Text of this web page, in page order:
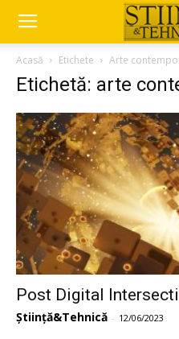
Acasă Etichete Arte
Etichetă: arte
Post Digital
Știință&Tehnică - 12/06/2023